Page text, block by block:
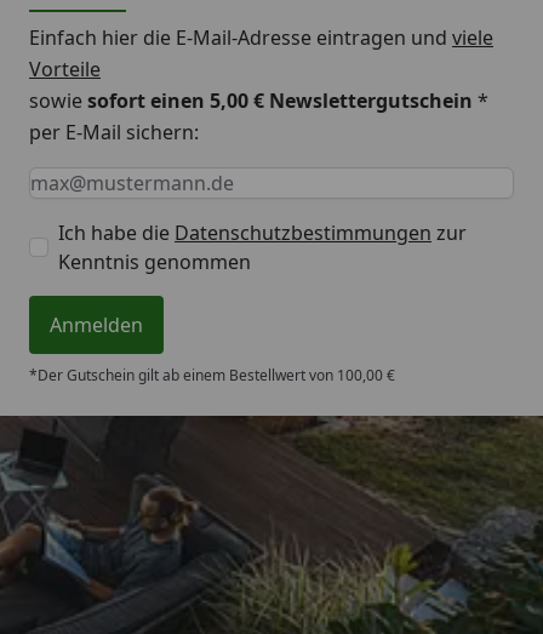
Einfach hier die E-Mail-Adresse eintragen und viele
Vorteile
sowiesofort einen 5,00 € Newslettergutschein *
per E-Mail sichern:
Keine Eingabe erforderlich
Eingabe erforderlich
E-Mail *
Ich habe die Datenschutzbestimmungen zur
Kenntnis genommen
Anmelden
*Der Gutschein gilt ab einem Bestellwert von 100,00 €
Trusted Shops
4,71/ 5